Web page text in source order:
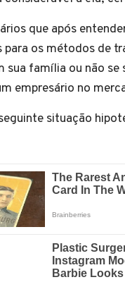
que após
para os métodos de
sua família ou não
empresário no
situação